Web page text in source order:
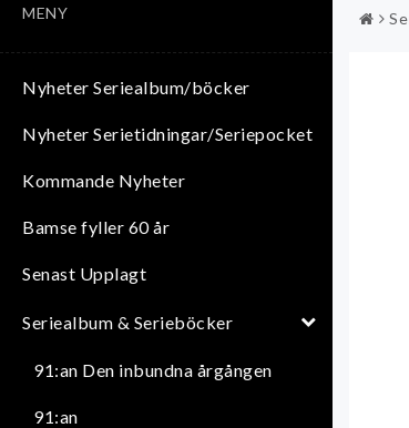
MENY
Nyheter Seriealbum/böcker
Nyheter Serietidningar/Seriepocket
Kommande Nyheter
Bamse fyller 60 år
Senast Upplagt
Seriealbum & Serieböcker
91:an Den inbundna årgången
91:an